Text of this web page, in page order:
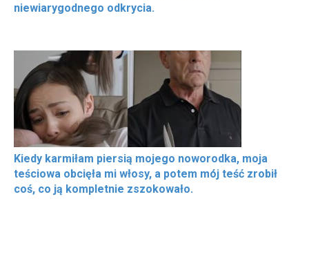
niewiarygodnego odkrycia.
Kiedy karmiłam piersią mojego noworodka, moja
teściowa obcięła mi włosy, a potem mój teść zrobił
coś, co ją kompletnie zszokowało.